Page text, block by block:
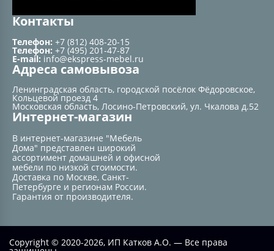
Контакты
Телефон: +7 (812) 408-20-15
Телефон: +7 (495) 201-47-87
E-mail: info@ekspress-mebel.ru
Адреса самовывоза
Ленинградская область, городской посёлок Фёдоровское,
Кольцевой проезд 4
Московская область, Лосино-Петровский, ул. Чкалова д.52
Интернет-магазин
В интернет-магазине "Мебель
Дома" представлен широкий
ассортимент домашней и офисной
мебели по низкой стоимости.
Доставка по Москве, Санкт-
Петербурге и регионам России.
Гарантия от производителя.
Copyright © 2020-2026, ИП Катков А.О. — Все права